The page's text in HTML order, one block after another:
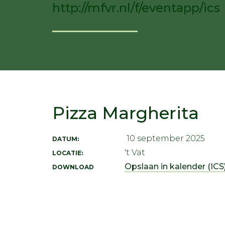
http://mfvr.nl/f/eventapp/ics
Pizza Margherita
DATUM: 10 september 2025
LOCATIE: 't Vat
DOWNLOAD Opslaan in kalender